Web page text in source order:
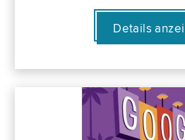
Details